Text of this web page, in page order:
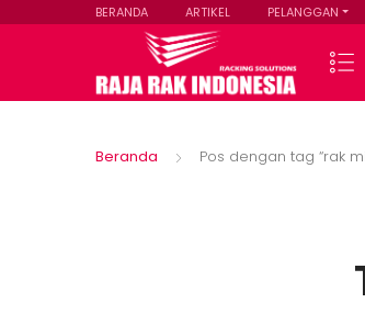
BERANDA ARTIKEL PELANGGAN
Beranda Pos dengan tag “rak